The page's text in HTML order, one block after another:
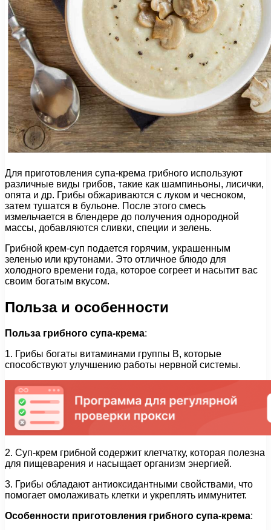
Для приготовления супа-крема грибного используют
различные виды грибов, такие как шампиньоны, лисички,
опята и др. Грибы обжариваются с луком и чесноком,
затем тушатся в бульоне. После этого смесь
измельчается в блендере до получения однородной
массы, добавляются сливки, специи и зелень.
Грибной крем-суп подается горячим, украшенным
зеленью или крутонами. Это отличное блюдо для
холодного времени года, которое согреет и насытит вас
своим богатым вкусом.
Польза и особенности
Польза грибного супа-крема:
1. Грибы богаты витаминами группы В, которые
способствуют улучшению работы нервной системы.
2. Суп-крем грибной содержит клетчатку, которая полезна
для пищеварения и насыщает организм энергией.
3. Грибы обладают антиоксидантными свойствами, что
помогает омолаживать клетки и укреплять иммунитет.
Особенности приготовления грибного супа-крема: